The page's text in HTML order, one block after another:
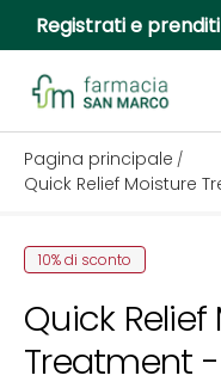
Passa ai contenuti
Registrati e
Farmacia San
Pagina principale /
Quick Relief Moisture
Passa alle
10% di sconto
Quick
Treatment